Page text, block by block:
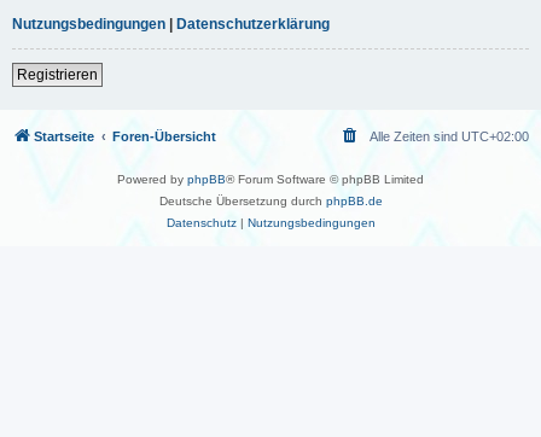
Nutzungsbedingungen | Datenschutzerklärung
Registrieren
Startseite Foren-Übersicht Alle Zeiten sind UTC+02:00
Powered by phpBB® Forum Software © phpBB Limited
Deutsche Übersetzung durch phpBB.de
Datenschutz| Nutzungsbedingungen